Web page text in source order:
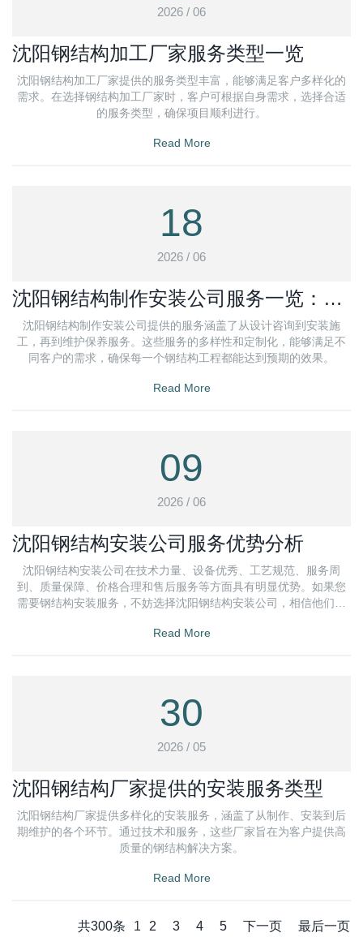
2026 / 06
沈阳钢结构加工厂家服务类型一览
沈阳钢结构加工厂家提供的服务类型丰富，能够满足客户多样化的
需求。在选择钢结构加工厂家时，客户可根据自身需求，选择合适
的服务类型，确保项目顺利进行。
Read More
18
2026 / 06
沈阳钢结构制作安装公司服务一览：多
元化需求定制
沈阳钢结构制作安装公司提供的服务涵盖了从设计咨询到安装施
工，再到维护保养服务。这些服务的多样性和定制化，能够满足不
同客户的需求，确保每一个钢结构工程都能达到预期的效果。
Read More
09
2026 / 06
沈阳钢结构安装公司服务优势分析
沈阳钢结构安装公司在技术力量、设备优秀、工艺规范、服务周
到、质量保障、价格合理和售后服务等方面具有明显优势。如果您
需要钢结构安装服务，不妨选择沈阳钢结构安装公司，相信他们会
Read More
30
2026 / 05
沈阳钢结构厂家提供的安装服务类型
沈阳钢结构厂家提供多样化的安装服务，涵盖了从制作、安装到后
期维护的各个环节。通过技术和服务，这些厂家旨在为客户提供高
质量的钢结构解决方案。
Read More
共300条 1 2 3 4 5 下一页 最后一页